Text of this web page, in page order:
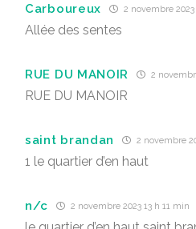
Carboureux 2 novembre
Allée des sentes
RUE DU MANOIR 2
RUE DU MANOIR
saint brandan 2 novembre
1 le quartier d’en haut
n/c 2 novembre 2023 13 h 11 min